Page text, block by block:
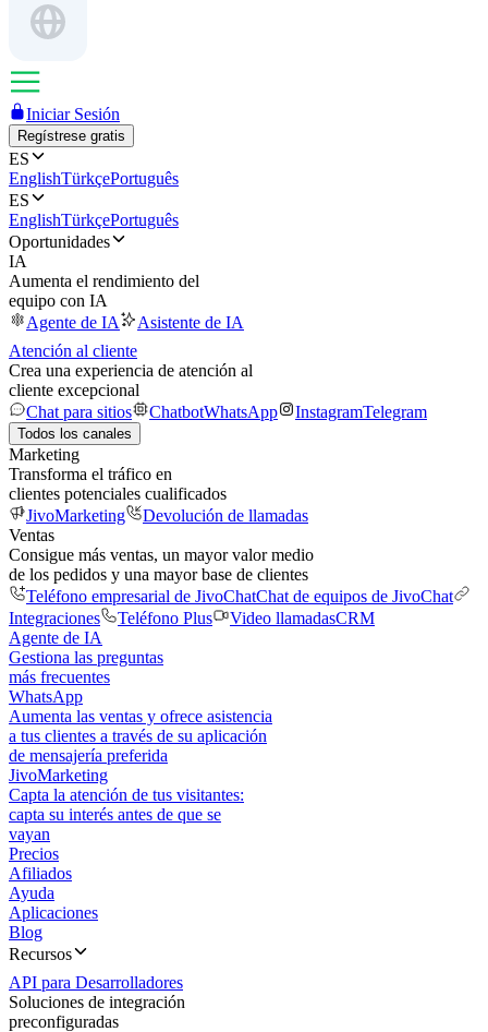
Iniciar Sesión
Regístrese gratis
ES
EnglishTürkçePortuguês
ES
EnglishTürkçePortuguês
Oportunidades
IA
Aumenta el rendimiento del
equipo con IA
Agente de IA
Asistente de IA
Atención al cliente
Crea una experiencia de atención al
cliente excepcional
Chat para sitios
ChatbotWhatsApp InstagramTelegram
Todos los canales
Marketing
Transforma el tráfico en
clientes potenciales cualificados
JivoMarketing
Devolución de llamadas
Ventas
Consigue más ventas, un mayor valor medio
de los pedidos y una mayor base de clientes
Teléfono empresarial de JivoChatChat de equipos de JivoChat
Integraciones
Teléfono Plus Video llamadasCRM
Agente de IA
Gestiona las preguntas
más frecuentes
WhatsApp
Aumenta las ventas y ofrece asistencia
a tus clientes a través de su aplicación
de mensajería preferida
JivoMarketing
Capta la atención de tus visitantes:
capta su interés antes de que se
vayan
Precios
Afiliados
Ayuda
Aplicaciones
Blog
Recursos
API para Desarrolladores
Soluciones de integración
preconfiguradas